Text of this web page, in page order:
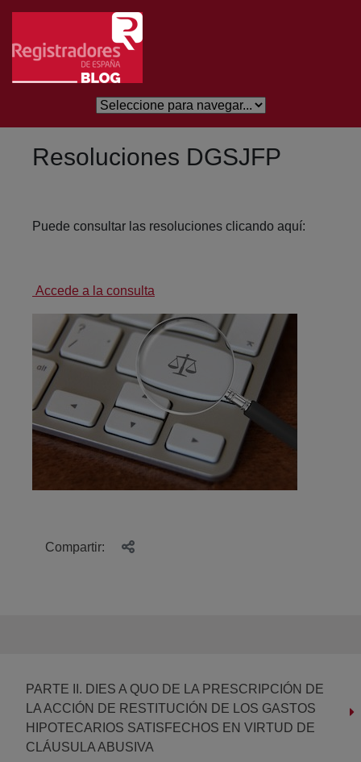
Skip to Main Content
Resoluciones DGSJFP
Puede consultar las resoluciones clicando aquí:
Accede a la consulta
Compartir:
PARTE II. DIES A QUO DE LA PRESCRIPCIÓN DE
LA ACCIÓN DE RESTITUCIÓN DE LOS GASTOS
HIPOTECARIOS SATISFECHOS EN VIRTUD DE
CLÁUSULA ABUSIVA